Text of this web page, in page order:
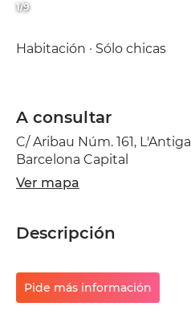
1/9
Habitación · Sólo chicas
A consultar
C/ Aribau Núm. 161,
Barcelona Capital
Ver mapa
Descripción
Pide más información